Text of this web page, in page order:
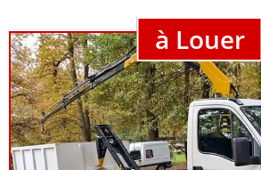
à Louer